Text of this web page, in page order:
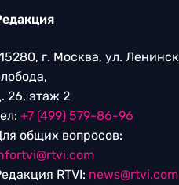
г. Москва, ул.
26, этаж 2
+7 (499) 579-86-96
общих вопросов:
RTVI: news@rtvi.com